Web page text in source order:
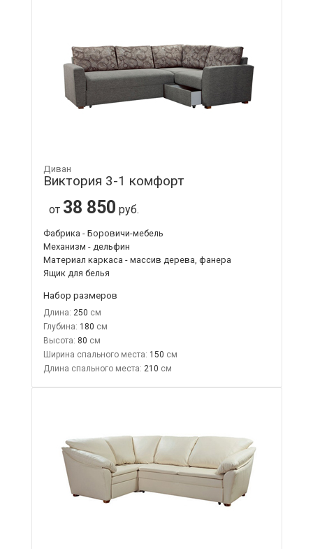
Диван
Виктория 3-1 комфорт
от 38 850 руб.
Фабрика - Боровичи-мебель
Механизм - дельфин
Материал каркаса - массив дерева, фанера
Ящик для белья
Набор размеров
Длина: 250
Глубина: 180
Высота: 80
Ширина спального места: 150
Длина спального места: 210